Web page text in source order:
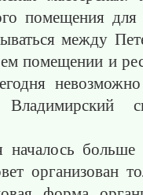
помещения
между
помещении и
невозможно
больше
организован